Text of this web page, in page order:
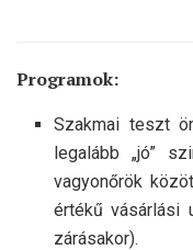
Programok:
Szakmai teszt
legalább „jó”
vagyonőrök
értékű vásárlási
zárásakor).